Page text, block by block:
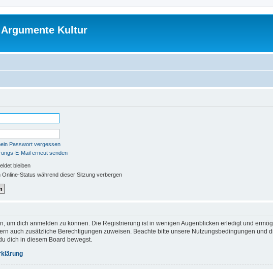
Argumente Kultur
Passwort vergessen
E-Mail erneut senden
bleiben
Online-Status während dieser Sitzung verbergen
um dich anmelden zu können. Die Registrierung ist in wenigen Augenblicken erledigt und
auch zusätzliche Berechtigungen zuweisen. Beachte bitte unsere Nutzungsbedingungen und
dich in diesem Board bewegst.